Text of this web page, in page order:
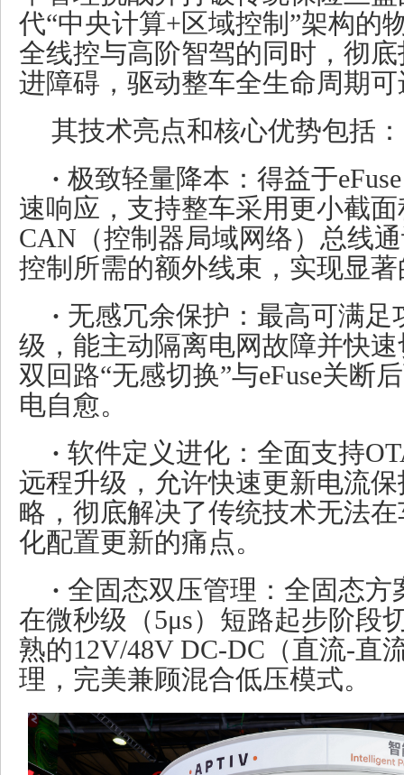
代“中央计算+区域控制”架构的
全线控与高阶智驾的同时，彻
进障碍，驱动整车全生命周期
其技术亮点和核心优势包括：
· 极致轻量降本：得益于
速响应，支持整车采用更小截
CAN（控制器局域网络）总线
控制所需的额外线束，实现显
· 无感冗余保护：最高可满足
级，能主动隔离电网故障并快
双回路“无感切换”与eFuse关断
电自愈。
· 软件定义进化：全面支持
远程升级，允许快速更新电流
略，彻底解决了传统技术无法
化配置更新的痛点。
· 全固态双压管理：全固态方
在微秒级（5μs）短路起步阶段
熟的12V/48V DC-DC（直流-直
理，完美兼顾混合低压模式。